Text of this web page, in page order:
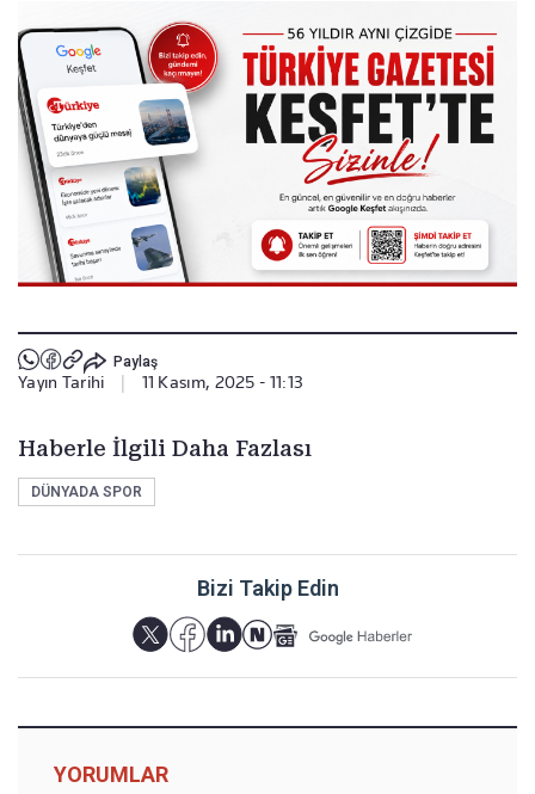
Paylaş
Yayın Tarihi 11 Kasım, 2025 - 11:13
Haberle İlgili Daha Fazlası
DÜNYADA SPOR
Bizi Takip Edin
YORUMLAR